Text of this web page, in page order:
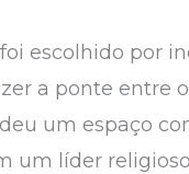
escolhido por
a ponte entre
um espaço
um líder